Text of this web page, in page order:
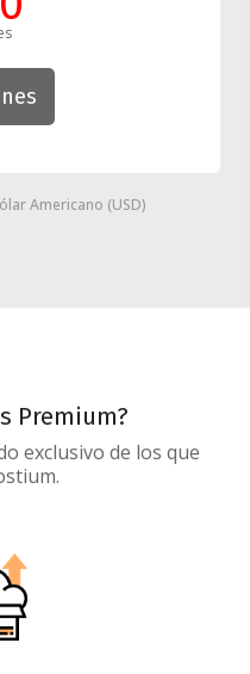
Americano (USD)
Premium?
exclusivo de los que